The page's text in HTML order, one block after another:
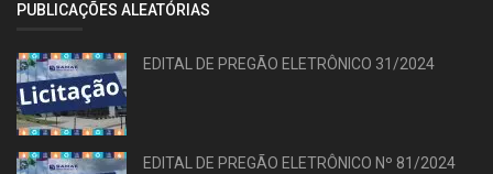
PUBLICAÇÕES ALEATÓRIAS
EDITAL DE PREGÃO ELETRÔNICO 31/2024
EDITAL DE PREGÃO ELETRÔNICO Nº 81/2024